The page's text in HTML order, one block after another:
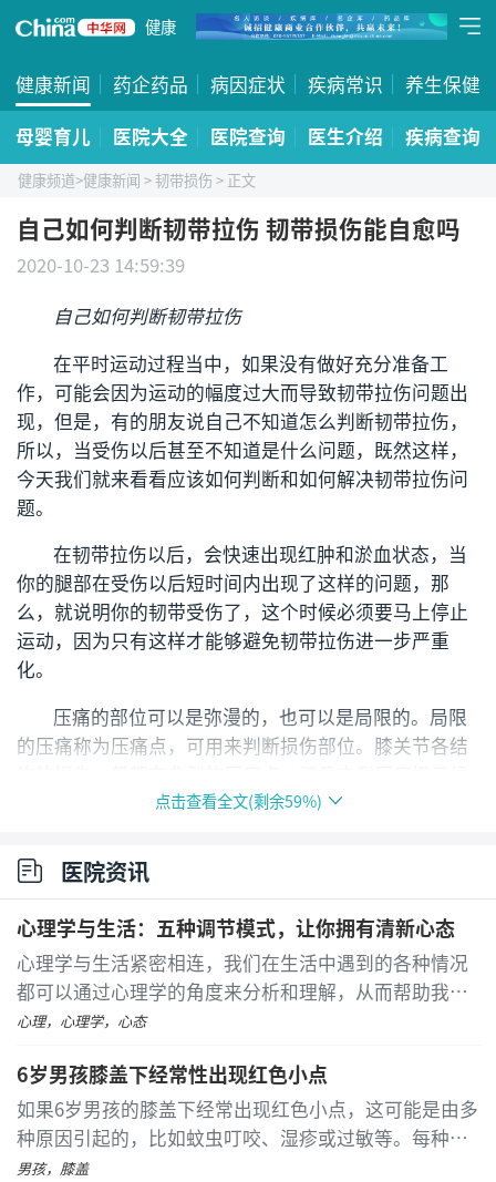
健康
健康新闻 药企药品 病因症状 疾病常识
养生保健
母婴育儿
医院大全 医院查询 医生介绍 疾病查询
健康频道>健康新闻 >韧带损伤 > 正文
自己如何判断韧带拉伤 韧带损伤能自愈吗
2020-10-23 14:59:39
自己如何判断韧带拉伤
在平时运动过程当中，如果没有做好充分准备工
作，可能会因为运动的幅度过大而导致韧带拉伤问题出
现，但是，有的朋友说自己不知道怎么判断韧带拉伤，
所以，当受伤以后甚至不知道是什么问题，既然这样，
今天我们就来看看应该如何判断和如何解决韧带拉伤问
题。
在韧带拉伤以后，会快速出现红肿和淤血状态，当
你的腿部在受伤以后短时间内出现了这样的问题，那
么，就说明你的韧带受伤了，这个时候必须要马上停止
运动，因为只有这样才能够避免韧带拉伤进一步严重
化。
压痛的部位可以是弥漫的，也可以是局限的。局限
的压痛称为压痛点，可用来判断损伤部位。膝关节各结
骨内侧支持带损伤、侧副韧带附着点的压痛提示侧副韧
位。髌骨周围和髌上囊的压痛要在滕关节伸直位触摸，
侧副韧带、半月板、髌腱和胫骨结节的压痛要在屈膝900
触摸。
膝关节局部的皮肤温度也可提示病变的部位。在关
节损伤的初期，整个关节的弥漫性发热特别是髌上囊皮
温增高提示关节积血，膝内侧或外侧局部的皮温升高提
疼痛淤血，患肢肌肉发生格李，肌张力增高;在肌肉菱缩
发生时，不仅肌肉容积减小，而且肌肉松弛、肌张力下
降。
点击查看全文(剩余59%)
医院资讯
心理学与生活：五种调节模式，让你拥有清新心态
心理学与生活紧密相连，我们在生活中遇到的各种情况
都可以通过心理学的角度来分析和理解，从而帮助我们
更好地应对挑战，减少盲目性和无助感。 精神胜利法是
心理，心理学，心态
6岁男孩膝盖下经常性出现红色小点
如果6岁男孩的膝盖下经常出现红色小点，这可能是由多
种原因引起的，比如蚊虫叮咬、湿疹或过敏等。每种情
况都有特定的处理方式，因此建议及时带孩子去看医
男孩，膝盖